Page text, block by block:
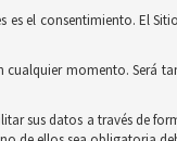
el consentimiento. El
cualquier momento.
sus datos a través de